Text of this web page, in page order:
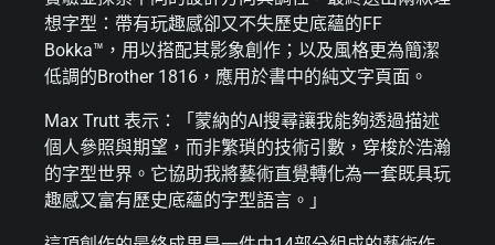
想字型：帶有玩趣感卻又不失歷史底蘊的FF
Bokka™，用以搭配其影象創作；以及風格更為簡潔
低調的Brother 1816，應用於書中的純文字頁面。
Max Trutt 表示：「蒙納的AI搜尋讓我能夠透過描述
個人參照與期望，而非繁瑣的技術引數，穿梭於浩瀚
的字型世界。它協助我將藝術直覺轉化為一套既具玩
趣感又富有歷史底蘊的字型語言。」